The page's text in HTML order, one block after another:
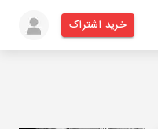
خرید اشتراک